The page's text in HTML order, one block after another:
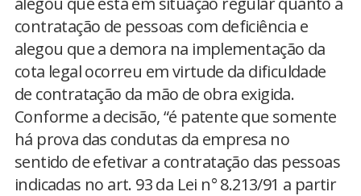
contratação de pessoas com deficiência e
alegou que a demora na implementação da
cota legal ocorreu em virtude da dificuldade
de contratação da mão de obra exigida.
Conforme a decisão, “é patente que somente
há prova das condutas da empresa no
sentido de efetivar a contratação das pessoas
indicadas no art. 93 da Lei n° 8.213/91 a partir